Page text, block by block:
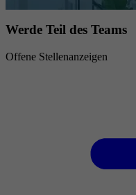
Werde Teil des Teams
Offene Stellenanzeigen